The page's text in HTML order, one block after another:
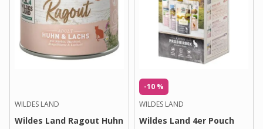
WILDES LAND
Wildes Land Ragout Huhn
-10 %
WILDES LAND
Wildes Land 4er Pouch